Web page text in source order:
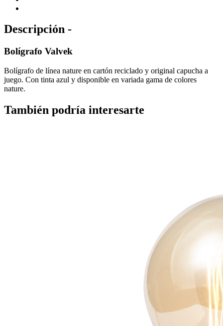
Descripción -
Bolígrafo Valvek
Bolígrafo de línea nature en cartón reciclado y original capucha a
juego. Con tinta azul y disponible en variada gama de colores
nature.
También podría interesarte